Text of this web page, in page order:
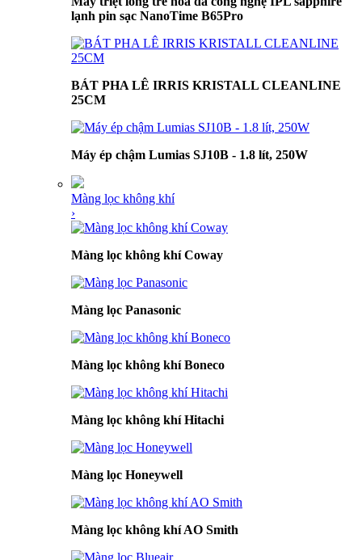
lạnh pin sạc NanoTime B65Pro
BÁT PHA LÊ IRRIS KRISTALL CLEANLINE
25CM
Máy ép chậm Lumias SJ10B - 1.8 lít, 250W
Màng lọc không khí
›
Màng lọc không khí Coway
Màng lọc Panasonic
Màng lọc không khí Boneco
Màng lọc không khí Hitachi
Màng lọc Honeywell
Màng lọc không khí AO Smith